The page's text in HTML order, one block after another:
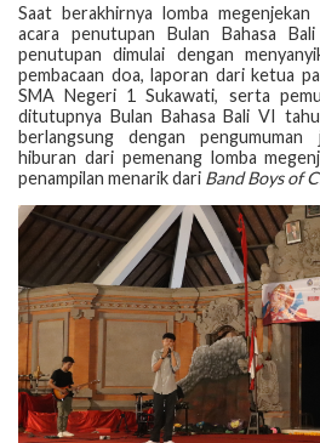
Saat berakhirnya lomba
acara penutupan Bulan Bahasa
penutupan dimulai dengan
pembacaan doa, laporan dari ketua
SMA Negeri 1 Sukawati, serta
ditutupnya Bulan Bahasa Bali VI
berlangsung dengan pengumuman
hiburan dari pemenang lomba
penampilan menarik dari Band Boys of